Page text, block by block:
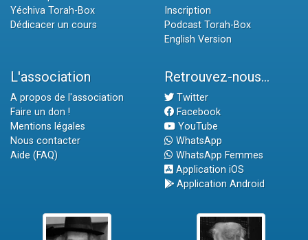
Yéchiva Torah-Box
Dédicacer un cours
Inscription
Podcast Torah-Box
English Version
L'association
A propos de l'association
Faire un don !
Mentions légales
Nous contacter
Aide (FAQ)
Retrouvez-nous...
Twitter
Facebook
YouTube
WhatsApp
WhatsApp Femmes
Application iOS
Application Android